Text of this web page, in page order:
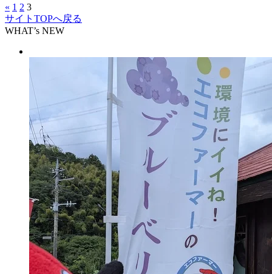
« 1 2 3
サイトTOPへ戻る
WHAT’s NEW